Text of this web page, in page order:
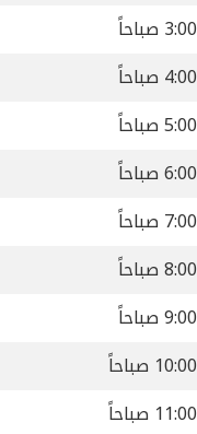
3:00 صباحاً
4:00 صباحاً
5:00 صباحاً
6:00 صباحاً
7:00 صباحاً
8:00 صباحاً
9:00 صباحاً
10:00 صباحاً
11:00 صباحاً